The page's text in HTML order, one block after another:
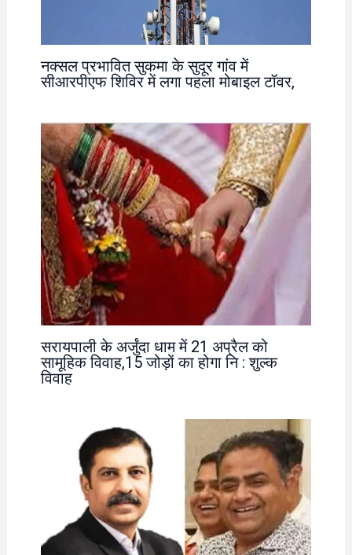
नक्सल प्रभावित सुकमा के सुदूर गांव में
सीआरपीएफ शिविर में लगा पहला मोबाइल टॉवर,
सरायपाली के अर्जुंदा धाम में 21 अप्रैल को
सामूहिक विवाह,15 जोड़ों का होगा नि : शुल्क
विवाह